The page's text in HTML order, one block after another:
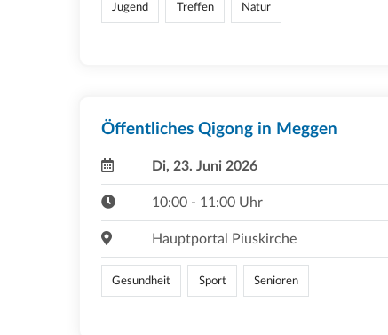
Jugend Treffen Natur
Öffentliches Qigong in Meggen
Di, 23. Juni 2026
10:00 - 11:00 Uhr
Hauptportal Piuskirche
Gesundheit Sport Senioren